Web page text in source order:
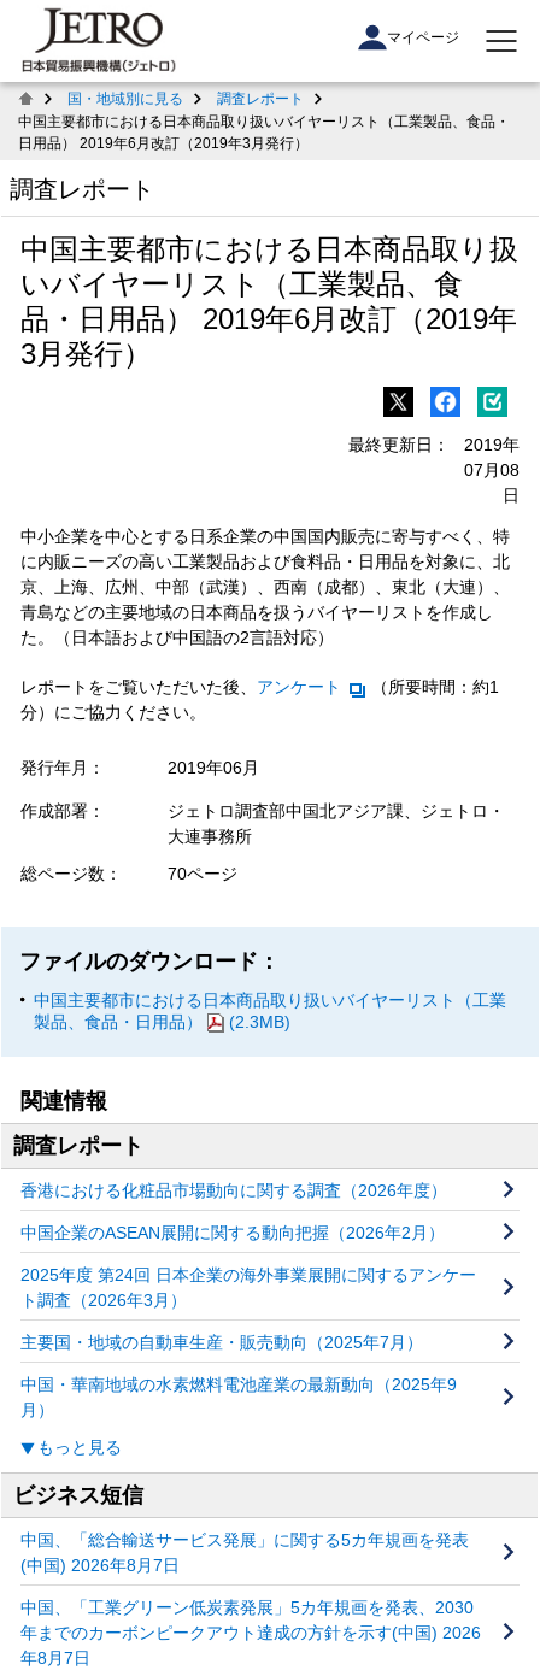
マイページ
国・地域別に見る
調査レポート
中国主要都市における日本商品取り扱いバイヤーリスト（工業製品、食品・
日用品） 2019年6月改訂（2019年3月発行）
調査レポート
中国主要都市における日本商品取り扱
いバイヤーリスト（工業製品、食
品・日用品） 2019年6月改訂（2019年
3月発行）
2019年
07月08
日
最終更新日：
中小企業を中心とする日系企業の中国国内販売に寄与すべく、特
に内販ニーズの高い工業製品および食料品・日用品を対象に、北
京、上海、広州、中部（武漢）、西南（成都）、東北（大連）、
青島などの主要地域の日本商品を扱うバイヤーリストを作成し
た。（日本語および中国語の2言語対応）
レポートをご覧いただいた後、 アンケート
（所要時間：約1
分）にご協力ください。
発行年月： 2019年06月
作成部署：
ジェトロ調査部中国北アジア課、ジェトロ・
大連事務所
総ページ数：
70ページ
ファイルのダウンロード：
中国主要都市における日本商品取り扱いバイヤーリスト（工業
製品、食品・日用品）
(2.3MB)
関連情報
調査レポート
香港における化粧品市場動向に関する調査（2026年度）
中国企業のASEAN展開に関する動向把握（2026年2月）
2025年度 第24回 日本企業の海外事業展開に関するアンケー
ト調査（2026年3月）
主要国・地域の自動車生産・販売動向（2025年7月）
中国・華南地域の水素燃料電池産業の最新動向（2025年9
月）
もっと見る
ビジネス短信
中国、「総合輸送サービス発展」に関する5カ年規画を発表
(中国) 2026年8月7日
中国、「工業グリーン低炭素発展」5カ年規画を発表、2030
年までのカーボンピークアウト達成の方針を示す(中国) 2026
年8月7日